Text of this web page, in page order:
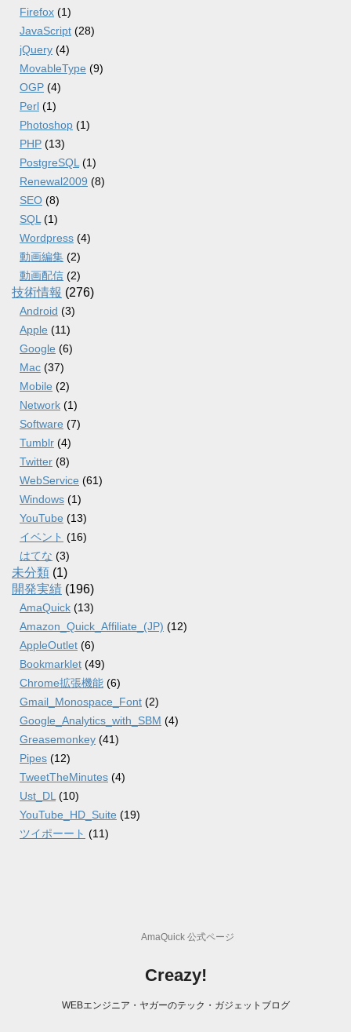
Firefox (1)
JavaScript (28)
jQuery (4)
MovableType (9)
OGP (4)
Perl (1)
Photoshop (1)
PHP (13)
PostgreSQL (1)
Renewal2009 (8)
SEO (8)
SQL (1)
Wordpress (4)
動画編集 (2)
動画配信 (2)
技術情報 (276)
Android (3)
Apple (11)
Google (6)
Mac (37)
Mobile (2)
Network (1)
Software (7)
Tumblr (4)
Twitter (8)
WebService (61)
Windows (1)
YouTube (13)
イベント (16)
はてな (3)
未分類 (1)
開発実績 (196)
AmaQuick (13)
Amazon_Quick_Affiliate_(JP) (12)
AppleOutlet (6)
Bookmarklet (49)
Chrome拡張機能 (6)
Gmail_Monospace_Font (2)
Google_Analytics_with_SBM (4)
Greasemonkey (41)
Pipes (12)
TweetTheMinutes (4)
Ust_DL (10)
YouTube_HD_Suite (19)
ツイポーート (11)
AmaQuick 公式ページ
Creazy!
WEBエンジニア・ヤガーのテック・ガジェットブログ